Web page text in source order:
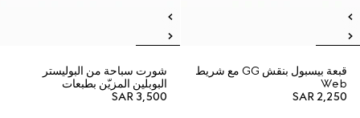
قبعة بيسبول بنقش GG مع شريط
Web
SAR 2,250
شورت سباحة من البوليستر
البوبلين المزيّن بطبعات
SAR 3,500